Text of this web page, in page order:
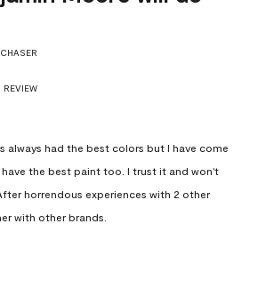
REVIEW
always had the best colors but I have come
the best paint too. I trust it and won't
horrendous experiences with 2 other
with other brands.